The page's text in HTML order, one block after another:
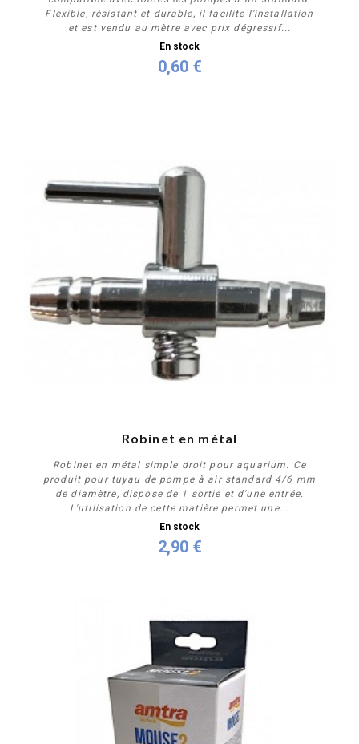
Flexible, résistant et durable, il facilite l’installation
et est vendu au mètre avec prix dégressif...
En stock
0,60 €
Robinet en métal
Robinet en métal simple droit pour aquarium. Ce
produit pour tuyau de pompe à air standard 4/6 mm
de diamètre, dispose de 1 sortie et d'une entrée.
L'utilisation de cette matière permet une...
En stock
2,90 €